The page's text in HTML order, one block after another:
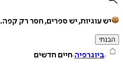
יש עוגיות, יש ספרים, חסר רק קפה.
הבנתי
ביוגרפיה חיים חדשים